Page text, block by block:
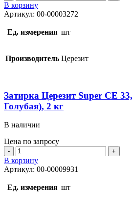
товара
Затирка
Церезит
Super
CE
№58
(Темно-
В корзину
Артикул: 00-00003272
Ед. измерения шт
Производитель Церезит
Затирка Церезит Super CE
Голубая), 2 кг
В наличии
Цена по запросу
Количество
товара
Затирка
Церезит
Super
CE
В корзину
Артикул: 00-00009931
Ед. измерения шт